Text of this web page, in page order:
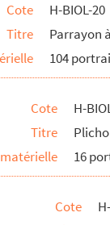
Cote
H-BIOL-20
Titre
Parrayon
104
Cote
H-
Titre
16
Cote